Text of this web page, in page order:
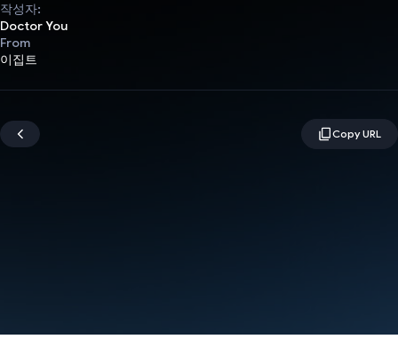
작성자:
Doctor You
From
이집트